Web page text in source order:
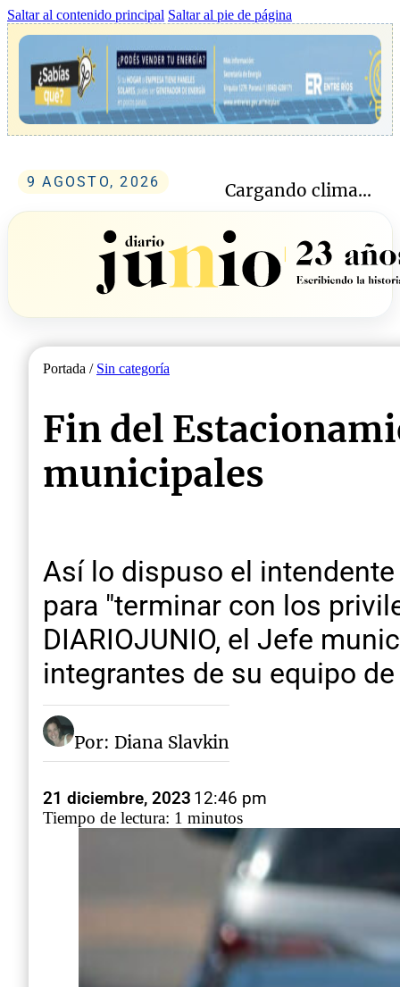
Saltar al contenido principal Saltar al pie de página
9 AGOSTO, 2026 Cargando clima...
Portada / Sin categoría
Fin del
municipales
Así lo dispuso el
para "terminar con los
DIARIOJUNIO, el Jefe
integrantes de su equipo
Por: Diana Slavkin
21 diciembre, 2023 12:46 pm
Tiempo de lectura: 1 minutos